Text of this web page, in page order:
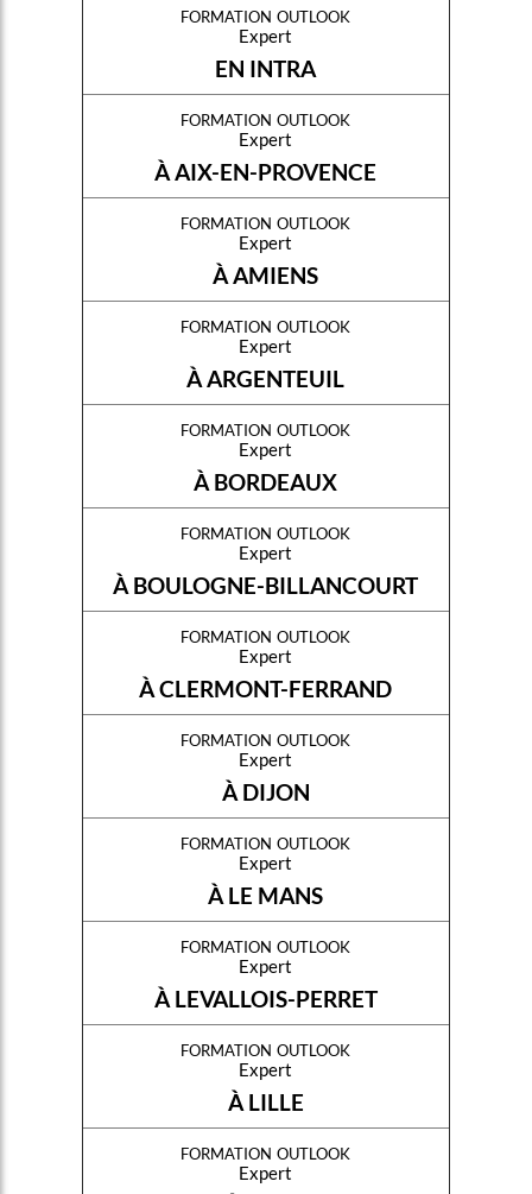
formation outlook
Expert
EN INTRA
formation outlook
Expert
À AIX-EN-PROVENCE
formation outlook
Expert
À AMIENS
formation outlook
Expert
À ARGENTEUIL
formation outlook
Expert
À BORDEAUX
formation outlook
Expert
À BOULOGNE-BILLANCOURT
formation outlook
Expert
À CLERMONT-FERRAND
formation outlook
Expert
À DIJON
formation outlook
Expert
À LE MANS
formation outlook
Expert
À LEVALLOIS-PERRET
formation outlook
Expert
À LILLE
formation outlook
Expert